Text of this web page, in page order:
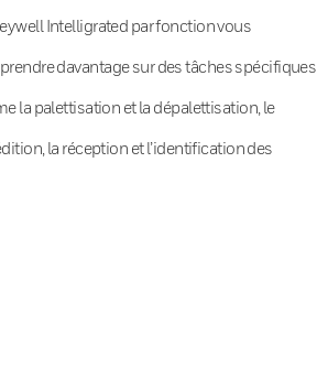
Intelligrated par fonction vous
davantage sur des tâches spécifiques
la palettisation et la dépalettisation, le
la réception et l’identification des